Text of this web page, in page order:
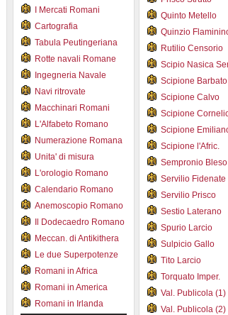
I Mercati Romani
Cartografia
Tabula Peutingeriana
Rotte navali Romane
Ingegneria Navale
Navi ritrovate
Macchinari Romani
L'Alfabeto Romano
Numerazione Romana
Unita' di misura
L'orologio Romano
Calendario Romano
Anemoscopio Romano
Il Dodecaedro Romano
Meccan. di Antikithera
Le due Superpotenze
Romani in Africa
Romani in America
Romani in Irlanda
Quinto Metello
Quinzio
Rutilio Censorio
Scipio Nasica
Scipione Barbato
Scipione Calvo
Scipione
Scipione
Scipione l'Afric.
Sempronio Bleso
Servilio Fidenate
Servilio Prisco
Sestio Laterano
Spurio Larcio
Sulpicio Gallo
Tito Larcio
Torquato Imper.
Val. Publicola (1)
Val. Publicola (2)